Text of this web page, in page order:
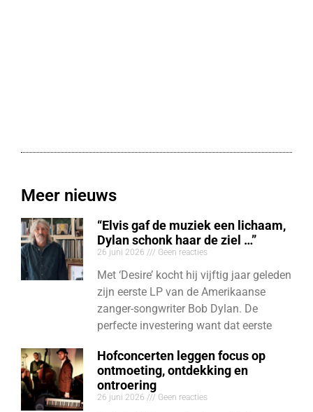
Meer nieuws
“Elvis gaf de muziek een lichaam,
Dylan schonk haar de ziel …”
26 juni 2026 Geen reacties
Met ‘Desire’ kocht hij vijftig jaar geleden
zijn eerste LP van de Amerikaanse
zanger-songwriter Bob Dylan. De
perfecte investering want dat eerste
Hofconcerten leggen focus op
ontmoeting, ontdekking en
ontroering
26 juni 2026 Geen reacties